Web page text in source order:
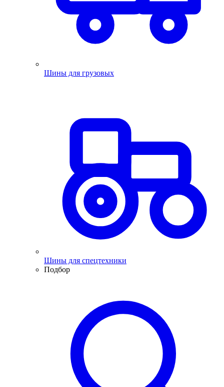
Шины для грузовых
Шины для спецтехники
Подбор